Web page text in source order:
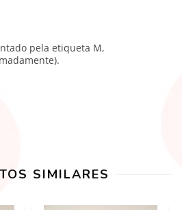
pela etiqueta M,
SIMILARES